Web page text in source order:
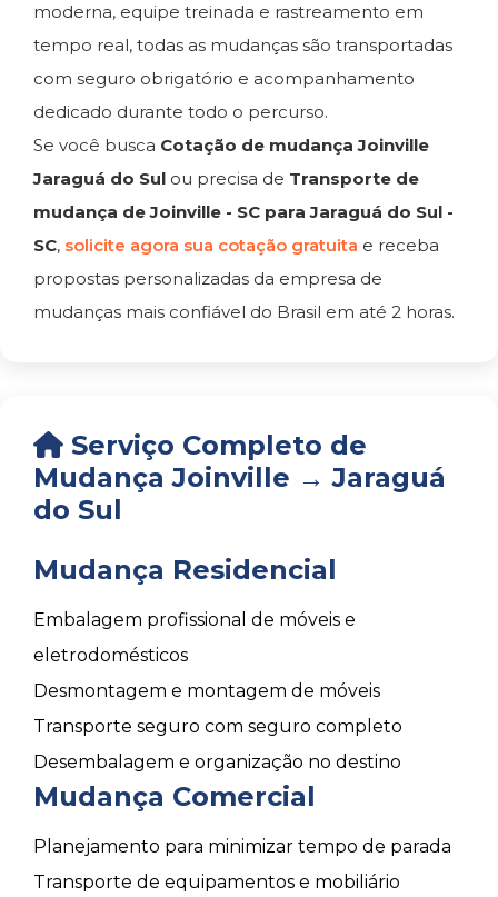
moderna, equipe treinada e rastreamento em
tempo real, todas as mudanças são transportadas
com seguro obrigatório e acompanhamento
dedicado durante todo o percurso.
Se você busca Cotação de mudança Joinville
Jaraguá do Sul ou precisa de Transporte de
mudança de Joinville - SC para Jaraguá do Sul -
SC, solicite agora sua cotação gratuita e receba
propostas personalizadas da empresa de
mudanças mais confiável do Brasil em até 2 horas.
Serviço Completo de
Mudança Joinville → Jaraguá
do Sul
Mudança Residencial
Embalagem profissional de móveis e
eletrodomésticos
Desmontagem e montagem de móveis
Transporte seguro com seguro completo
Desembalagem e organização no destino
Mudança Comercial
Planejamento para minimizar tempo de parada
Transporte de equipamentos e mobiliário